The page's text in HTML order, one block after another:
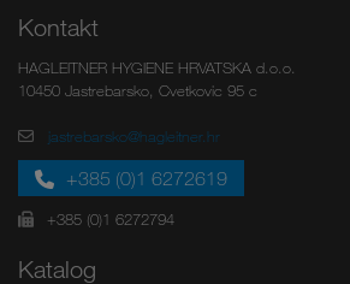
Kontakt
HAGLEITNER HYGIENE HRVATSKA d.o.o.
10450 Jastrebarsko, Cvetkovic 95 c
jastrebarsko@hagleitner.hr
+385 (0)1 6272619
+385 (0)1 6272794
Katalog